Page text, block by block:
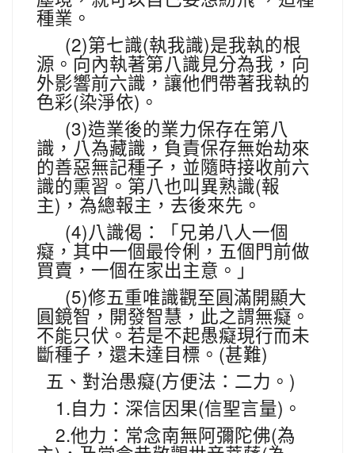
種業。
(2)第七識(執我識)是我執的根
源。向內執著第八識見分為我，向
外影響前六識，讓他們帶著我執的
色彩(染淨依) 。
(3)造業後的業力保存在第八
識，八為藏識，負責保存無始劫來
的善惡無記種子，並隨時接收前六
識的熏習。第八也叫異熟識(報
主) ，為總報主，去後來先。
(4)八識偈：「兄弟八人一個
癡，其中一個最伶俐，五個門前做
買賣，一個在家出主意。」
(5)修五重唯識觀至圓滿開顯大
圓鏡智，開發智慧，此之謂無癡。
不能只伏。若是不起愚癡現行而未
斷種子，還未達目標。 (甚難)
五、對治愚癡(方便法：二力。 )
1.自力：深信因果(信聖言量) 。
2.他力：常念南無阿彌陀佛(為